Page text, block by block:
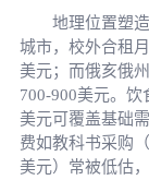
地理位置塑造
城市，校外合租
美元；而俄亥俄
700-900美元。饮
美元可覆盖基础
费如教科书采购
美元）常被低估